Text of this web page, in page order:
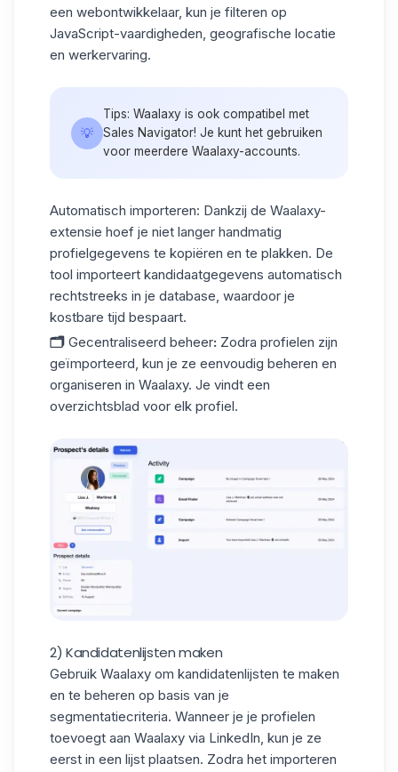
een webontwikkelaar, kun je filteren op
JavaScript-vaardigheden, geografische locatie
en werkervaring.
💡
Tips: Waalaxy is ook compatibel met
Sales Navigator! Je kunt het gebruiken
voor meerdere Waalaxy-accounts.
Automatisch importeren: Dankzij de Waalaxy-
extensie hoef je niet langer handmatig
profielgegevens te kopiëren en te plakken. De
tool importeert kandidaatgegevens automatisch
rechtstreeks in je database, waardoor je
kostbare tijd bespaart.
🗂️ Gecentraliseerd beheer: Zodra profielen zijn
geïmporteerd, kun je ze eenvoudig beheren en
organiseren in Waalaxy. Je vindt een
overzichtsblad voor elk profiel.
2) Kandidatenlijsten maken
Gebruik Waalaxy om kandidatenlijsten te maken
en te beheren op basis van je
segmentatiecriteria. Wanneer je je profielen
toevoegt aan Waalaxy via LinkedIn, kun je ze
eerst in een lijst plaatsen. Zodra het importeren